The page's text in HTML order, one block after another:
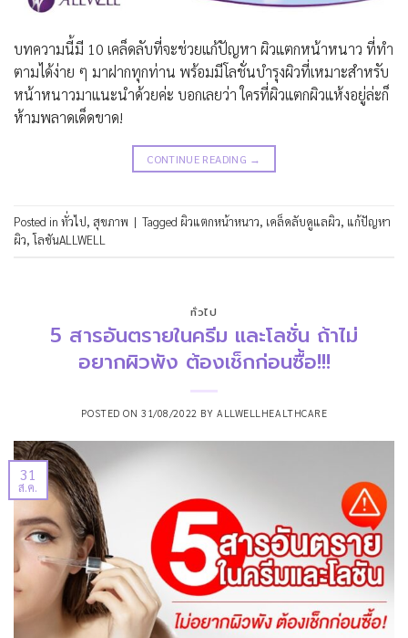
บทความนี้มี 10 เคล็ดลับที่จะช่วยแก้ปัญหา ผิวแตกหน้าหนาว ที่ทำ
ตามได้ง่าย ๆ มาฝากทุกท่าน พร้อมมีโลชั่นบำรุงผิวที่เหมาะสำหรับ
หน้าหนาวมาแนะนำด้วยค่ะ บอกเลยว่า ใครที่ผิวแตกผิวแห้งอยู่ล่ะก็
ห้ามพลาดเด็ดขาด!
CONTINUE READING →
Posted in ทั่วไป, สุขภาพ | Tagged ผิวแตกหน้าหนาว, เคล็ดลับดูแลผิว, แก้ปัญหา
ผิว,โลชันALLWELL
ทั่วไป
5 สารอันตรายในครีม และโลชั่น ถ้าไม่
อยากผิวพัง ต้องเช็กก่อนซื้อ!!!
POSTED ON31/08/2022 BY ALLWELLHEALTHCARE
31
ส.ค.